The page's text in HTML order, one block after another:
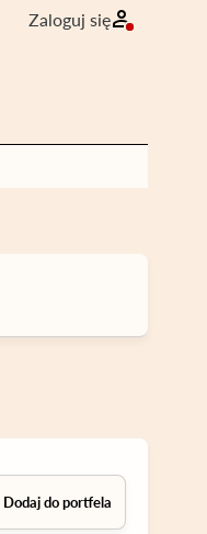
Zaloguj się
Dodaj do portfela